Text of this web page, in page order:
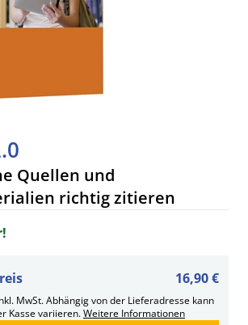
Quellen und
richtig zitieren
16,90 €
MwSt. Abhängig von der Lieferadresse kann
Kasse variieren.Weitere Informationen